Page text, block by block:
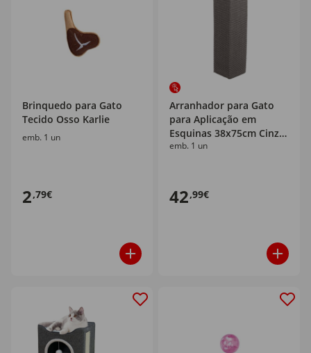
Brinquedo para Gato
Tecido Osso Karlie
emb. 1 un
2,79€
Arranhador para Gato
para Aplicação em
Esquinas 38x75cm Cinza
Trixie
emb. 1 un
42,99€